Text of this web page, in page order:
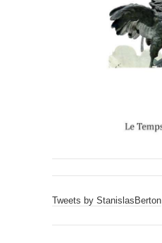
Tweets by StanislasBerton